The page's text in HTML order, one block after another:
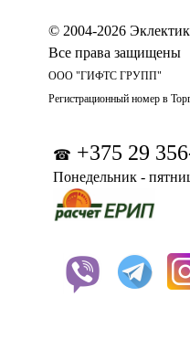
© 2004-2026
Все права защищены
ООО "ГИФТС ГРУПП"
Регистрационный номер в
☎ +375 29
Понедельник -